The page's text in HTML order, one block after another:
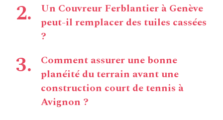
Un Couvreur Ferblantier à Genève
peut-il remplacer des tuiles cassées
?
Comment assurer une bonne
planéité du terrain avant une
construction court de tennis à
Avignon ?